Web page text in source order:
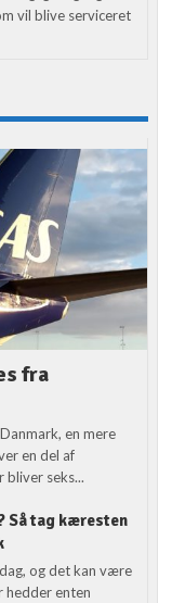
vil blive serviceret
fra
en mere
en del af
seks...
Så tag kæresten
og det kan være
hedder enten